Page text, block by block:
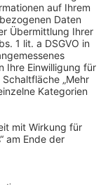
Gruppe für
arbeiten
bist Du hier genau
von
Herkunft,
sowie sexueller